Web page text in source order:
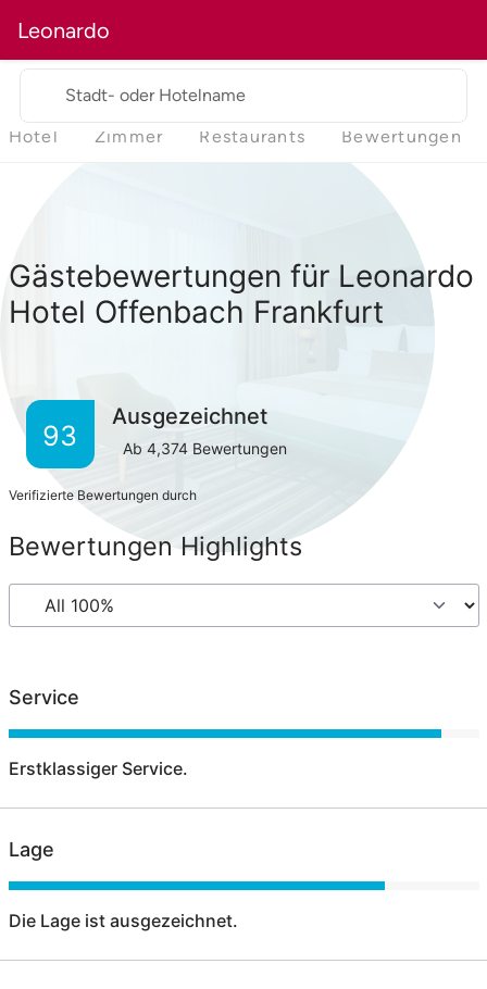
Leonardo
Stadt- oder Hotelname
Hotel Zimmer Restaurants Bewertungen
Gästebewertungen für Leonardo
Hotel Offenbach Frankfurt
93
Ausgezeichnet
Ab 4,374 Bewertungen
Verifizierte Bewertungen durch
Bewertungen Highlights
Service
Erstklassiger Service.
Lage
Die Lage ist ausgezeichnet.